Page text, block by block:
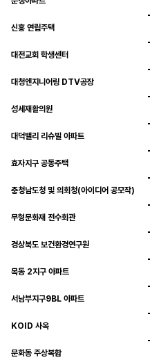
신흥 연립주택
대전교회 학생센터
대청엔지니어링 DTV공장
성세재활의원
대덕밸리 리슈빌 아파트
효자지구 공동주택
충청남도청 및 의회청(아이디어 공모작)
무형문화재 전수회관
경상북도 보건환경연구원
목동 2지구 아파트
서남부지구9BL 아파트
KOID 사옥
문화동 주상복합